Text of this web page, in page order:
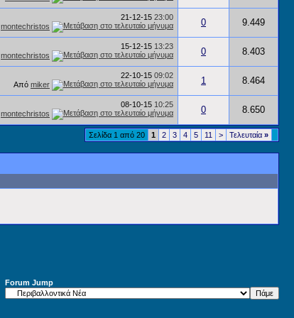
21-12-15 23:00
montechristos 0 9.449
15-12-15 13:23
montechristos 0 8.403
22-10-15 09:02
Από miker 1 8.464
08-10-15 10:25
montechristos 0 8.650
Σελίδα 1 από 20 1 2 3 4 5 11 > Τελευταία »
Forum Jump